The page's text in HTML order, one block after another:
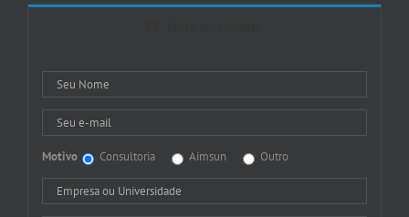
Motivo Consultoria Aimsun Outro